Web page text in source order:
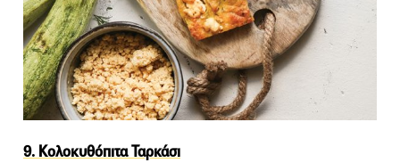
9. Κολοκυθόπιτα Ταρκάσι